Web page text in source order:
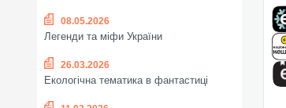
08.05.2026
Легенди та міфи України
26.03.2026
Екологічна тематика в фантастиці